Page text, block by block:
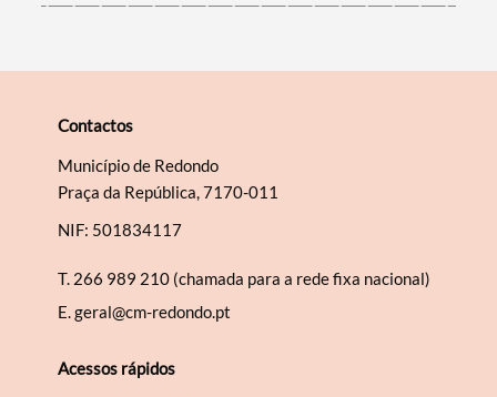
Contactos
Município de Redondo
Praça da República, 7170-011
NIF: 501834117
T. 266 989 210 (chamada para a rede fixa nacional)
E.geral@cm-redondo.pt
Acessos rápidos